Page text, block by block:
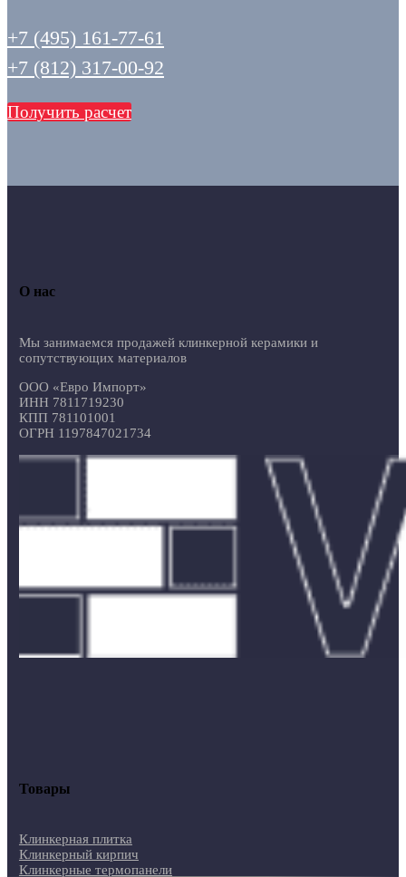
+7 (495) 161-77-61
+7 (812) 317-00-92
Получить расчет
О нас
Мы занимаемся продажей клинкерной керамики и
сопутствующих материалов
ООО «Евро Импорт»
ИНН 7811719230
КПП 781101001
ОГРН 1197847021734
Товары
Клинкерная плитка
Клинкерный кирпич
Клинкерные термопанели